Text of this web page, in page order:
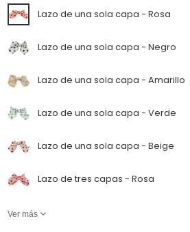
Lazo de una sola capa - Rosa
Lazo de una sola capa - Negro
Lazo de una sola capa - Amarillo
Lazo de una sola capa - Verde
Lazo de una sola capa - Beige
Lazo de tres capas - Rosa
Ver más